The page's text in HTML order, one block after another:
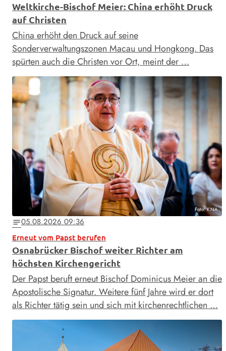
Weltkirche-Bischof Meier: China erhöht Druck
auf Christen
China erhöht den Druck auf seine
Sonderverwaltungszonen Macau und Hongkong. Das
spürten auch die Christen vor Ort, meint der …
Foto: KNA
notes05.08.2026 09:36
Erneut vom Papst berufen
Osnabrücker Bischof weiter Richter am
höchsten Kirchengericht
Der Papst beruft erneut Bischof Dominicus Meier an die
Apostolische Signatur. Weitere fünf Jahre wird er dort
als Richter tätig sein und sich mit kirchenrechtlichen …